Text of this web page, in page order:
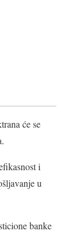
će se
i
u
banke